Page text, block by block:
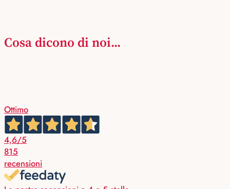
Cosa dicono di noi...
Ottimo
4,6/5
815
recensioni